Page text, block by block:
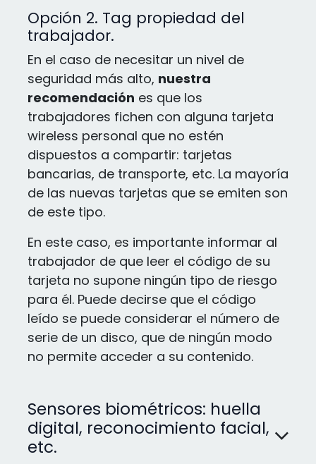
Opción 2. Tag propiedad del
trabajador.
En el caso de necesitar un nivel de
seguridad más alto, nuestra
recomendación es que los
trabajadores fichen con alguna tarjeta
wireless personal que no estén
dispuestos a compartir: tarjetas
bancarias, de transporte, etc. La mayoría
de las nuevas tarjetas que se emiten son
de este tipo.
En este caso, es importante informar al
trabajador de que leer el código de su
tarjeta no supone ningún tipo de riesgo
para él. Puede decirse que el código
leído se puede considerar el número de
serie de un disco, que de ningún modo
no permite acceder a su contenido.
Sensores biométricos: huella
digital, reconocimiento facial,
etc.